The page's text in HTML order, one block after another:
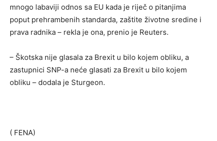
mnogo labaviji odnos sa EU kada je riječ o pitanjima
poput prehrambenih standarda, zaštite životne sredine i
prava radnika – rekla je ona, prenio je Reuters.
– Škotska nije glasala za Brexit u bilo kojem obliku, a
zastupnici SNP-a neće glasati za Brexit u bilo kojem
obliku – dodala je Sturgeon.
( FENA)